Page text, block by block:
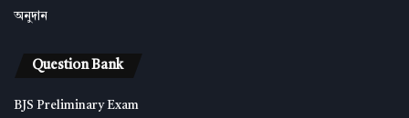
অনুদান
Question Bank
BJS Preliminary Exam